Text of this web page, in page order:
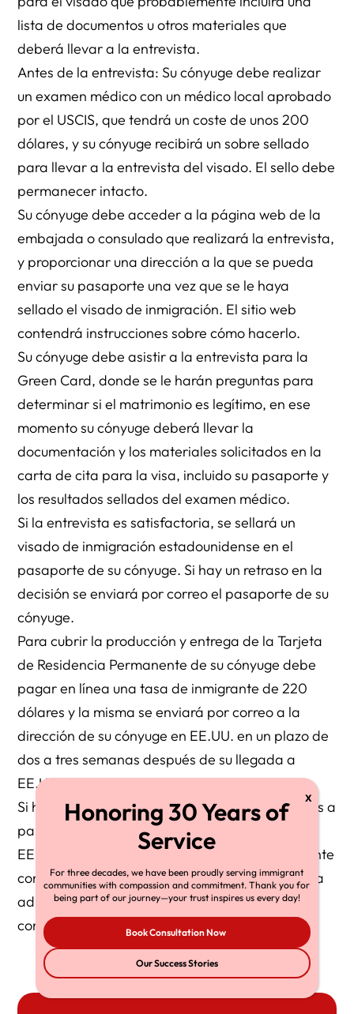
lista de documentos u otros materiales que
deberá llevar a la entrevista.
Antes de la entrevista: Su cónyuge debe realizar
un examen médico con un médico local aprobado
por el USCIS, que tendrá un coste de unos 200
dólares, y su cónyuge recibirá un sobre sellado
para llevar a la entrevista del visado. El sello debe
permanecer intacto.
Su cónyuge debe acceder a la página web de la
embajada o consulado que realizará la entrevista,
y proporcionar una dirección a la que se pueda
enviar su pasaporte una vez que se le haya
sellado el visado de inmigración. El sitio web
contendrá instrucciones sobre cómo hacerlo.
Su cónyuge debe asistir a la entrevista para la
Green Card, donde se le harán preguntas para
determinar si el matrimonio es legítimo, en ese
momento su cónyuge deberá llevar la
documentación y los materiales solicitados en la
carta de cita para la visa, incluido su pasaporte y
los resultados sellados del examen médico.
Si la entrevista es satisfactoria, se sellará un
visado de inmigración estadounidense en el
pasaporte de su cónyuge. Si hay un retraso en la
decisión se enviará por correo el pasaporte de su
cónyuge.
Para cubrir la producción y entrega de la Tarjeta
de Residencia Permanente de su cónyuge debe
pagar en línea una tasa de inmigrante de 220
dólares y la misma se enviará por correo a la
dirección de su cónyuge en EE.UU. en un plazo de
dos a tres semanas después de su llegada a
EE.UU.
Si ha estado casado durante menos de dos años a
partir de la fecha en que su cónyuge entre en
EE.UU., se le concederá la residencia permanente
condicional («CR1»), que requerirá una entrevista
adicional dos años después para eliminar la
condición.
For three decades, we have been proudly serving immigrant
communities with compassion and commitment. Thank you for
being part of our journey—your trust inspires us every day!
Book Consultation Now
Our Success Stories